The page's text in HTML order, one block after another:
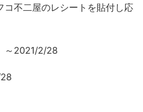
コ不二屋のレシートを貼付し応
～2021/2/28